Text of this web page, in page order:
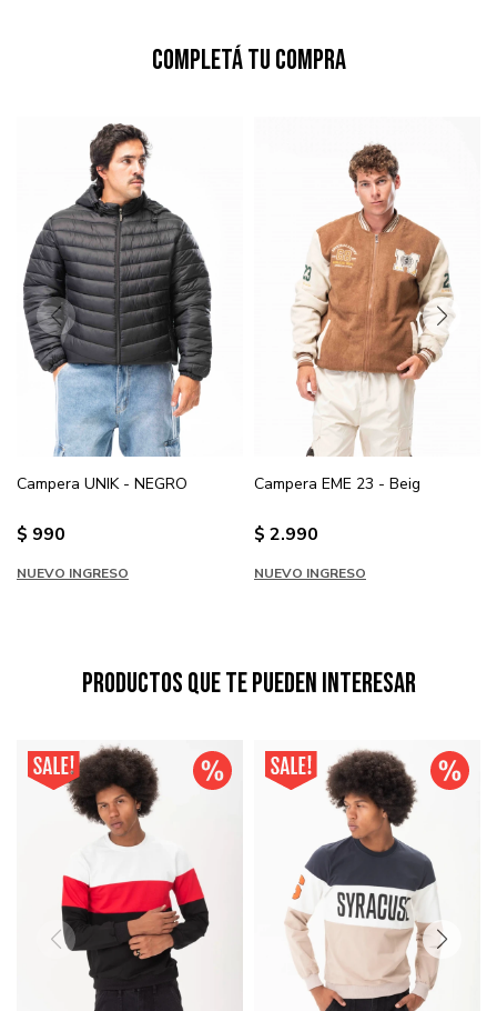
Completá tu compra
Campera UNIK - NEGRO
$ 990
NUEVO INGRESO
Campera EME 23 - Beig
$ 2.990
NUEVO INGRESO
Productos que te pueden interesar